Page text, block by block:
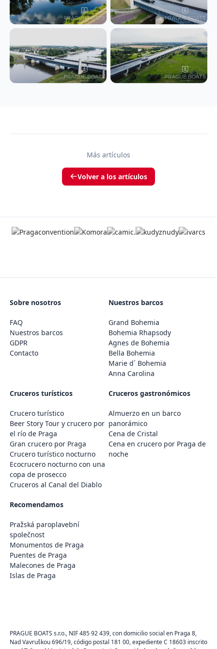
Más artículos
Volver a los artículos
Sobre nosotros
FAQ
Nuestros barcos
GDPR
Contacto
Nuestros barcos
Grand Bohemia
Bohemia Rhapsody
Agnes de Bohemia
Bella Bohemia
Marie d´ Bohemia
Anna Carolina
Cruceros turísticos
Crucero turístico
Beer Story Tour y crucero por
el río de Praga
Gran crucero por Praga
Crucero turístico nocturno
Ecocrucero nocturno con una
copa de prosecco
Cruceros al Canal del Diablo
Cruceros gastronómicos
Almuerzo en un barco
panorámico
Cena de Cristal
Cena en crucero por Praga de
noche
Recomendamos
Pražská paroplavební
společnost
Monumentos de Praga
Puentes de Praga
Malecones de Praga
Islas de Praga
PRAGUE BOATS s.r.o., NIF 485 92 439, con domicilio social en Praga 8,
Nad Vavruškou 696/19, código postal 181 00, expediente C 18603 inscrito